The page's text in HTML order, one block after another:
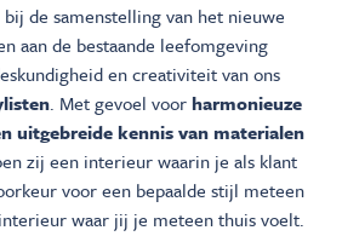
de samenstelling van het nieuwe
aan de bestaande leefomgeving
en creativiteit van ons
. Met gevoel voorharmonieuze
uitgebreide kennis van materialen
zij een interieur waarin je als klant
voor een bepaalde stijl meteen
waar jij je meteen thuis voelt.